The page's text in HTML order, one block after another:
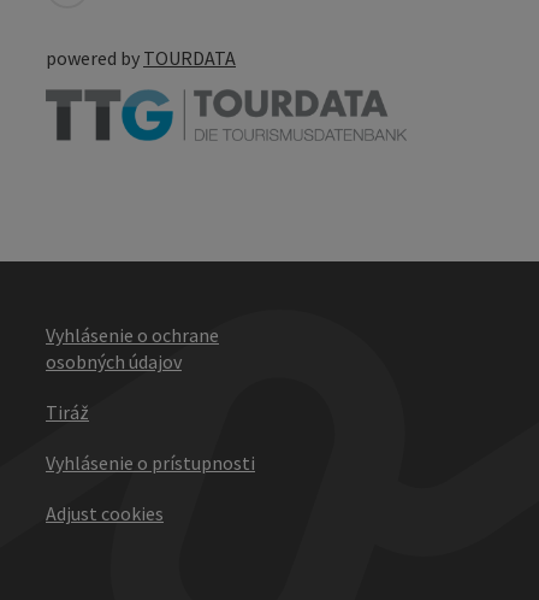
powered by TOURDATA
Vyhlásenie o ochrane
osobných údajov
Tiráž
Vyhlásenie o prístupnosti
Adjust cookies